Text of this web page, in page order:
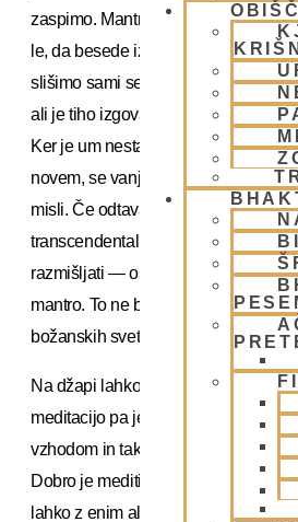
zaspimo. Mantramo lahko poljubno
le, da besede izgovarjamo dovolj
slišimo sami sebe. Mantre ne bi
ali je tiho izgovarjati v sebi.
Ker je um nestanoviten in bi rad
novem, se vanj med mantranjem
misli. Če odtava, ga moramo znova
transcendentalni zvok. O drugih
razmišljati — osredotočiti se
mantro. To ne bo težko, saj um ob
božanskih svetih imen čuti veliko
Na džapi lahko mantramo kadarkoli,
meditacijo pa je zgodnje jutro —
vzhodom in takoj po njem. Takrat sta
Dobro je meditirati vsak dan ob
lahko z enim ali dvema krogoma,